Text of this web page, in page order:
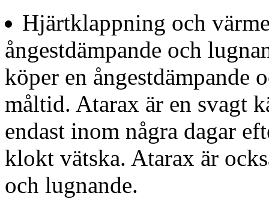
Hjärtklappning och
ångestdämpande och
köper en ångestdämpande
måltid. Atarax är en svagt
endast inom några dagar
klokt vätska. Atarax är
och lugnande.